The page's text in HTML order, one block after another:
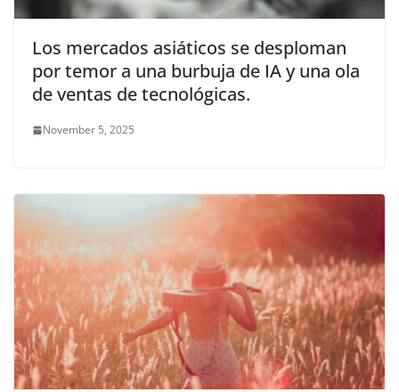
Los mercados asiáticos se desploman
por temor a una burbuja de IA y una ola
de ventas de tecnológicas.
November 5, 2025